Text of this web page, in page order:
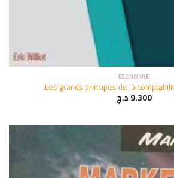
ECONOMIE
Les grands principes de la
9.300د.ج